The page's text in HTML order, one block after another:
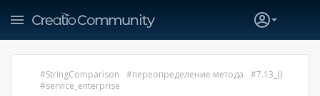
StringComparison переопределение метода
7.13_()
service_enterprise